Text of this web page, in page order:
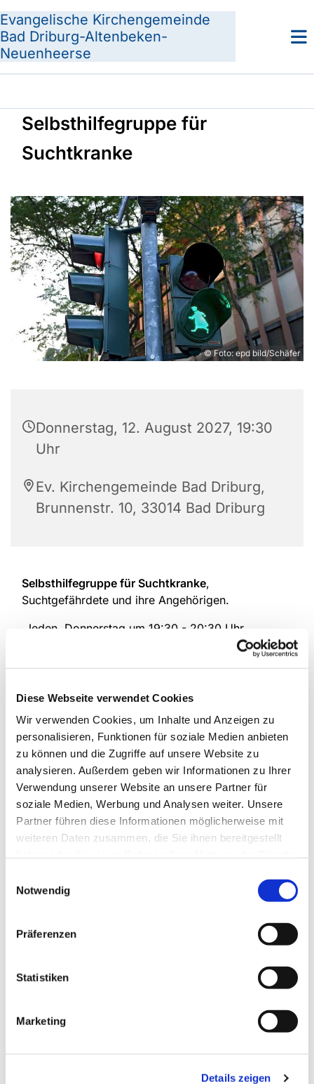
Diese Webseite verwendet Cookies
Wir verwenden Cookies, um Inhalte und Anzeigen zu
personalisieren, Funktionen für soziale Medien anbieten
zu können und die Zugriffe auf unsere Website zu
analysieren. Außerdem geben wir Informationen zu Ihrer
Verwendung unserer Website an unsere Partner für
soziale Medien, Werbung und Analysen weiter. Unsere
Partner führen diese Informationen möglicherweise mit
weiteren Daten zusammen, die Sie ihnen bereitgestellt
Notwendig
Präferenzen
Statistiken
Marketing
Details zeigen
Evangelische Kirchengemeinde
Bad Driburg-Altenbeken-
Neuenheerse
Selbsthilfegruppe für
Suchtkranke
© Foto: epd bild/Schäfer
Donnerstag, 12. August 2027, 19:30
Uhr
Ev. Kirchengemeinde Bad Driburg,
Brunnenstr. 10, 33014 Bad Driburg
Selbsthilfegruppe für Suchtkranke,
Suchtgefährdete und ihre Angehörigen.
Jeden Donnerstag um 19:30 - 20:30 Uhr.
Die Gruppe wird von einer Fachkraft betreut.
Dies könnte Sie auch